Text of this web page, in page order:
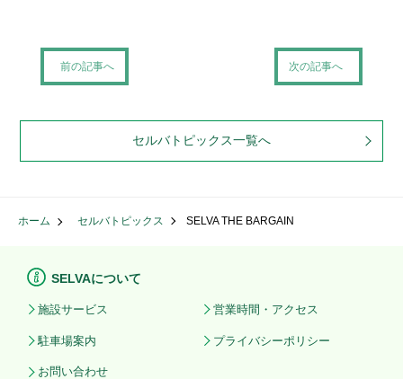
前の記事へ 次の記事へ
セルバトピックス一覧へ
ホーム セルバトピックス SELVA THE BARGAIN
SELVAについて
施設サービス 営業時間・アクセス
駐車場案内 プライバシーポリシー
お問い合わせ